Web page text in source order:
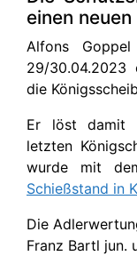
einen
Alfons
29/30.04.2023
die
Er löst damit
letzten
wurde mit
Schießstand in
Die
Franz Bartl jun.